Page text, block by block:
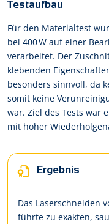
Testaufbau
Für den Materialtest
bei 400 W auf einer
verarbeitet. Der
klebenden
besonders sinnvoll, da
somit keine
war. Ziel des Tests war
mit hoher
Ergebnis
Das Laserschneiden
führte zu exakten,